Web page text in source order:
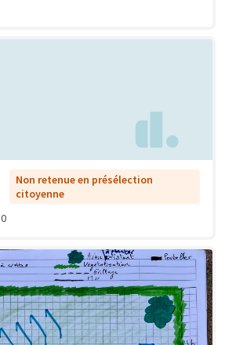
Non retenue en présélection
citoyenne
0